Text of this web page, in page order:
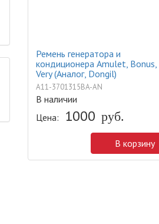
Ремень генератора и
кондиционера Amulet, Bonus,
Very (Аналог, Dongil)
A11-3701315BA-AN
В наличии
Цена:
1000 руб.
В корзину